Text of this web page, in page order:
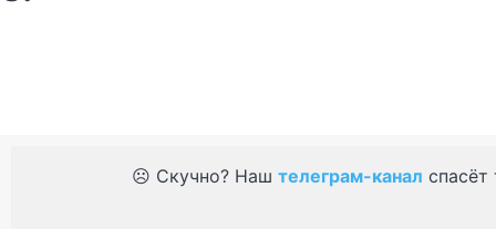
☹️ Скучно? Наш телеграм-канал